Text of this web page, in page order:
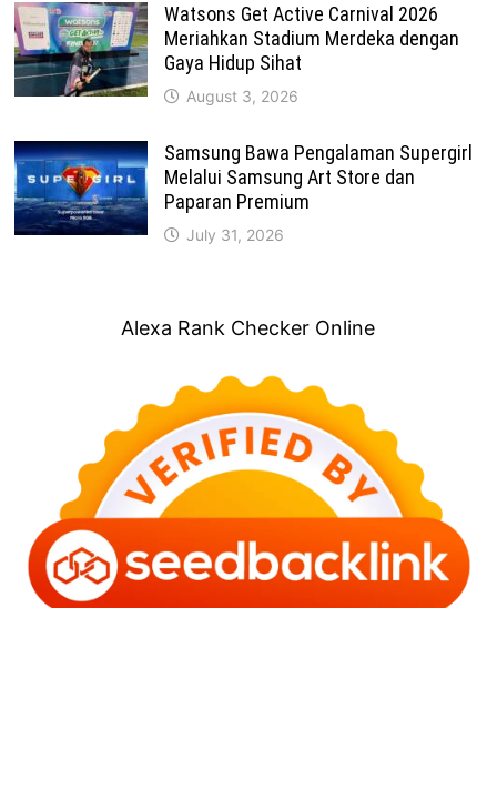
Watsons Get Active Carnival 2026
Meriahkan Stadium Merdeka dengan
Gaya Hidup Sihat
August 3, 2026
Samsung Bawa Pengalaman Supergirl
Melalui Samsung Art Store dan
Paparan Premium
July 31, 2026
Alexa Rank Checker Online